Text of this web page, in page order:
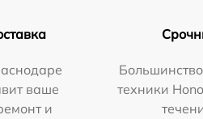
ваше
и
техники